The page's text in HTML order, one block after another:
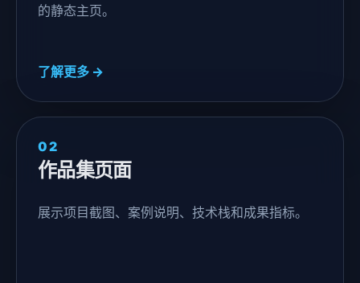
的静态主页。
了解更多 →
02
作品集页面
展示项目截图、案例说明、技术栈和成果指标。